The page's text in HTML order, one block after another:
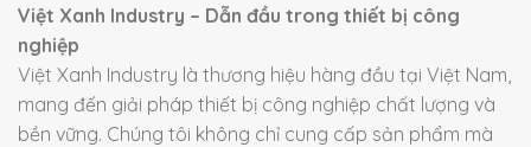
Việt Xanh Industry – Dẫn đầu trong thiết bị công
nghiệp
Việt Xanh Industry là thương hiệu hàng đầu tại Việt Nam,
mang đến giải pháp thiết bị công nghiệp chất lượng và
bền vững. Chúng tôi không chỉ cung cấp sản phẩm mà